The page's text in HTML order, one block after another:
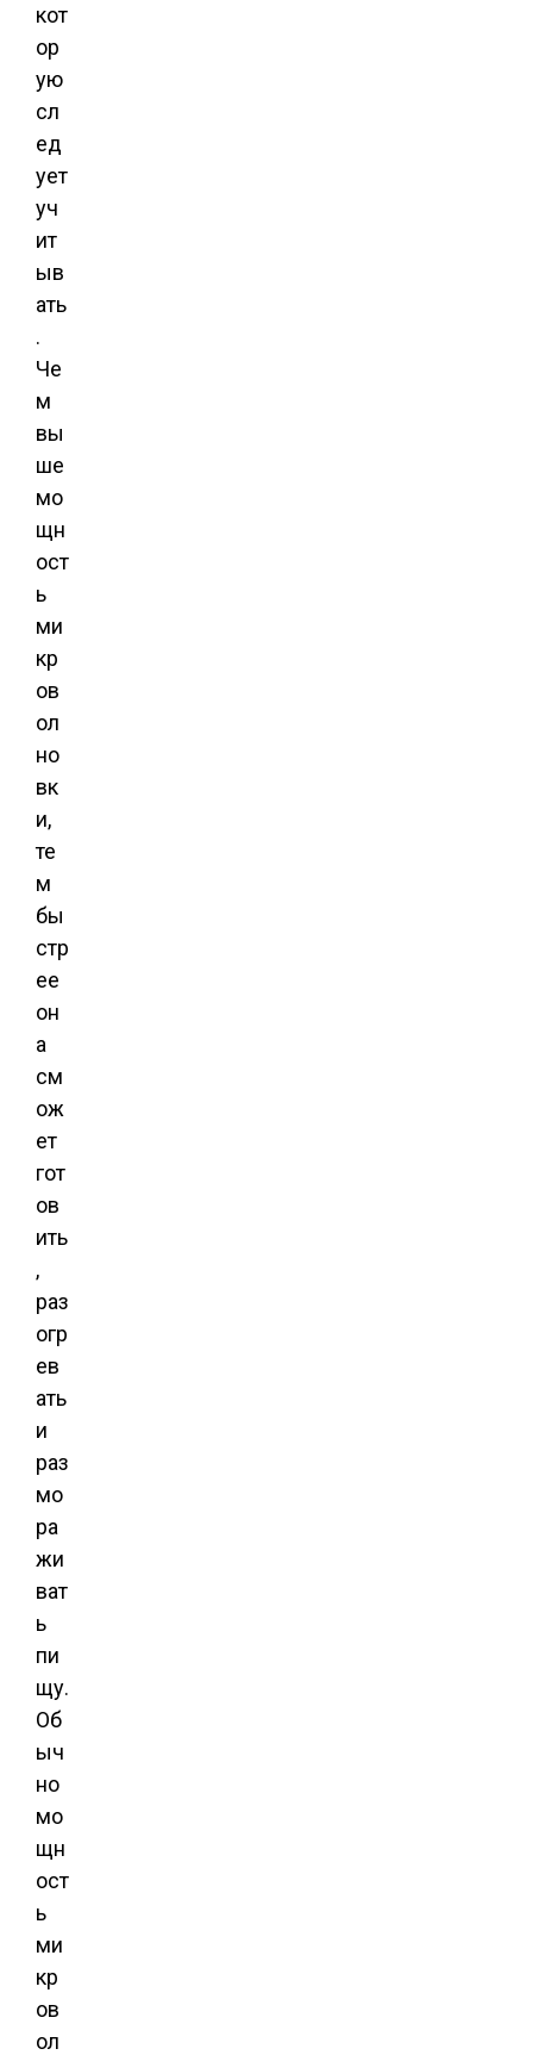
кот
ор
ую
сл
ед
ует
уч
ит
ыв
ать
.
Че
м
вы
ше
мо
щн
ост
ь
ми
кр
ов
ол
но
вк
и,
те
м
бы
стр
ее
он
а
см
ож
ет
гот
ов
ить
,
раз
огр
ев
ать
и
раз
мо
ра
жи
ват
ь
пи
щу.
Об
ыч
но
мо
щн
ост
ь
ми
кр
ов
ол